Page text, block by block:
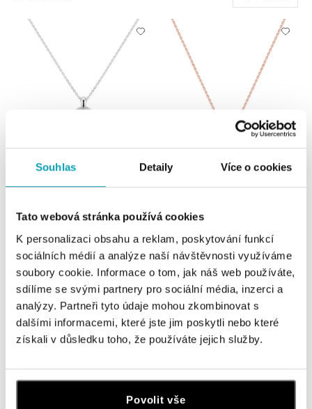
Souhlas Detaily Více o cookies
Tato webová stránka používá cookies
K personalizaci obsahu a reklam, poskytování funkcí
sociálních médií a analýze naší návštěvnosti využíváme
soubory cookie. Informace o tom, jak náš web používáte,
sdílíme se svými partnery pro sociální média, inzerci a
analýzy. Partneři tyto údaje mohou zkombinovat s
dalšími informacemi, které jste jim poskytli nebo které
získali v důsledku toho, že používáte jejich služby.
Povolit vše
ALO
od 723 €